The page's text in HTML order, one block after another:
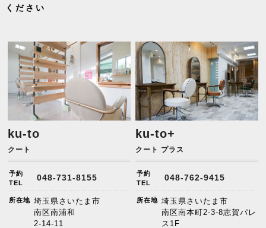
ください
ku-to
クート
予約
TEL
048-731-8155
所在地 埼玉県さいたま市
南区南浦和
2-14-11
ku-to+
クート プラス
予約
TEL
048-762-9415
所在地 埼玉県さいたま市
南区南本町2-3-8志賀パレ
ス1F